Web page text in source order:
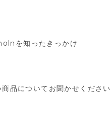
を知ったきっかけ
品についてお聞かせください